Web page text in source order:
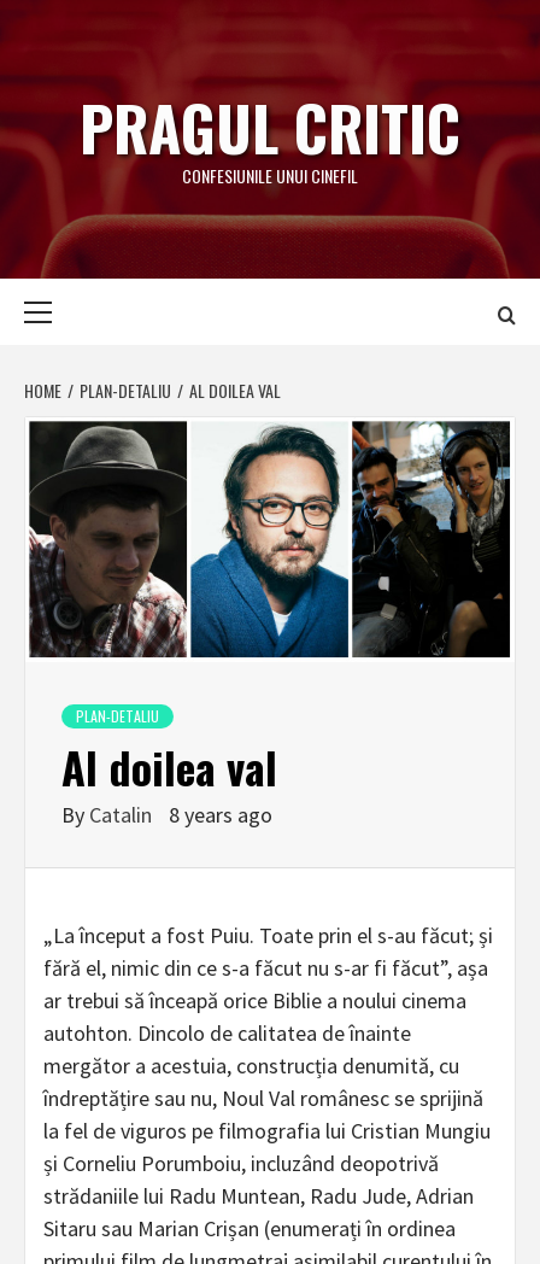
to
content
PRAGUL CRITIC
CONFESIUNILE UNUI CINEFIL
HOME PLAN-DETALIU AL DOILEA VAL
PLAN-DETALIU
Al doilea val
By Catalin 8 years ago
„La început a fost Puiu. Toate prin el s-au făcut; și
fără el, nimic din ce s-a făcut nu s-ar fi făcut”, așa
ar trebui să înceapă orice Biblie a noului cinema
autohton. Dincolo de calitatea de înainte
mergător a acestuia, construcția denumită, cu
îndreptățire sau nu, Noul Val românesc se sprijină
la fel de viguros pe filmografia lui Cristian Mungiu
și Corneliu Porumboiu, incluzând deopotrivă
strădaniile lui Radu Muntean, Radu Jude, Adrian
Sitaru sau Marian Crișan (enumerați în ordinea